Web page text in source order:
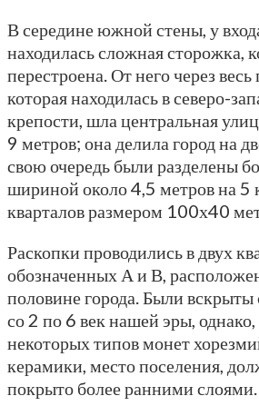
В середине южной стены, у
находилась сложная сторожка,
перестроена. От него через весь
которая находилась в северо-
крепости, шла центральная
9 метров; она делила город на
свою очередь были разделены
шириной около 4,5 метров на 5
кварталов размером 100х40
Раскопки проводились в двух
обозначенных А и В,
половине города. Были
со 2 по 6 век нашей эры,
некоторых типов монет
керамики, место поселения,
покрыто более ранними слоями.